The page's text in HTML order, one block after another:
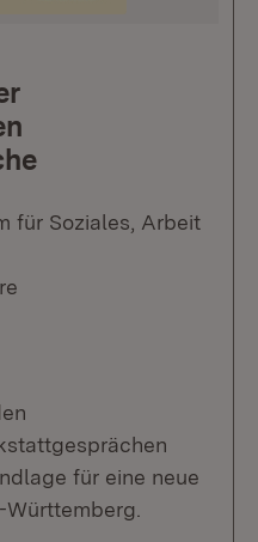
für Soziales, Arbeit
für eine neue